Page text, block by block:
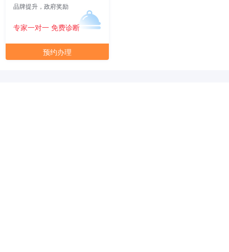
品牌提升，政府奖励
专家一对一 免费诊断
预约办理